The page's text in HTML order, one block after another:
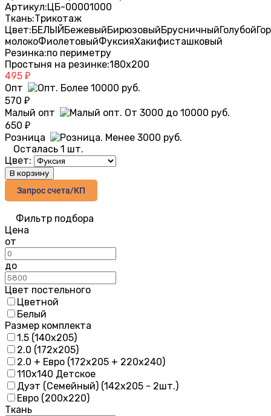
Артикул:ЦБ-00001000
Ткань:Трикотаж
Цвет:БЕЛЫЙБежевыйБирюзовыйБрусничныйГолубой
молокоФиолетовыйФуксияХакифисташковый
Резинка:по периметру
Простыня на резинке:180х200
495 ₽
Опт
570 ₽
Малый опт
650 ₽
Розница
Осталась 1 шт.
Цвет:
В корзину
Запрос счета/КП
Фильтр подбора
Цена
от
до
Цвет постельного
Цветной
Белый
Размер комплекта
1.5 (140х205)
2.0 (172х205)
2.0 + Евро (172х205 + 220х240)
110х140 Детское
Дуэт (Семейный) (142х205 - 2шт.)
Евро (200х220)
Ткань